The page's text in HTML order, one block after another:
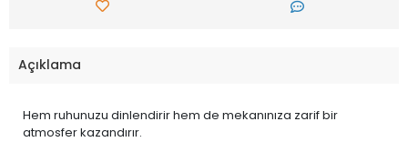
Açıklama
Hem ruhunuzu dinlendirir hem de mekanınıza zarif bir
atmosfer kazandırır.